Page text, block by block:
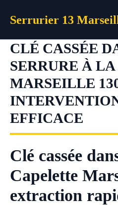
Serrurier 13
CLÉ CASSÉE
SERRURE À
MARSEILLE
EFFICACE
Clé cassée
Capelette
extraction